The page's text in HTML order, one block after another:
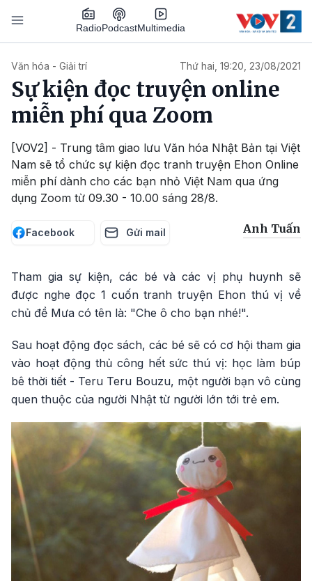
Nhảy đến nội dung
RadioPodcastMultimedia
Văn hóa - Giải trí Thứ hai, 19:20, 23/08/2021
Sự kiện đọc truyện online
miễn phí qua Zoom
[VOV2] - Trung tâm giao lưu Văn hóa Nhật Bản tại Việt
Nam sẽ tổ chức sự kiện đọc tranh truyện Ehon Online
miễn phí dành cho các bạn nhỏ Việt Nam qua ứng
dụng Zoom từ 09.30 - 10.00 sáng 28/8.
Facebook Gửi mail Anh Tuấn
Tham gia sự kiện, các bé và các vị phụ huynh sẽ
được nghe đọc 1 cuốn tranh truyện Ehon thú vị về
chủ đề Mưa có tên là: "Che ô cho bạn nhé!".
Sau hoạt động đọc sách, các bé sẽ có cơ hội tham gia
vào hoạt động thủ công hết sức thú vị: học làm búp
bê thời tiết - Teru Teru Bouzu, một người bạn vô cùng
quen thuộc của người Nhật từ người lớn tới trẻ em.